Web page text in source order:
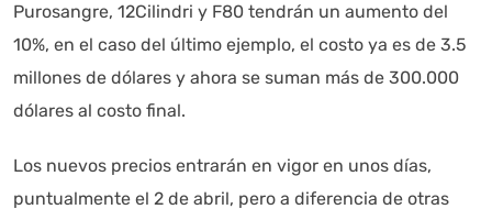
Purosangre, 12Cilindri y F80 tendrán un aumento del
10%, en el caso del último ejemplo, el costo ya es de 3.5
millones de dólares y ahora se suman más de 300.000
dólares al costo final.
Los nuevos precios entrarán en vigor en unos días,
puntualmente el 2 de abril, pero a diferencia de otras